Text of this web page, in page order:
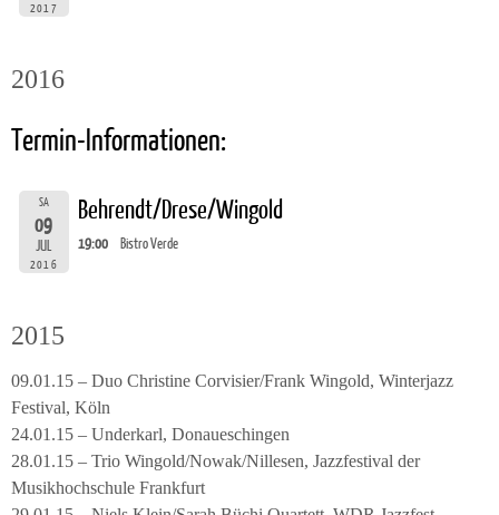
2017
2016
Termin-Informationen:
SA
09
JUL
2016
Behrendt/Drese/Wingold
19:00 Bistro Verde
2015
09.01.15 – Duo Christine Corvisier/Frank Wingold, Winterjazz
Festival, Köln
24.01.15 – Underkarl, Donaueschingen
28.01.15 – Trio Wingold/Nowak/Nillesen, Jazzfestival der
Musikhochschule Frankfurt